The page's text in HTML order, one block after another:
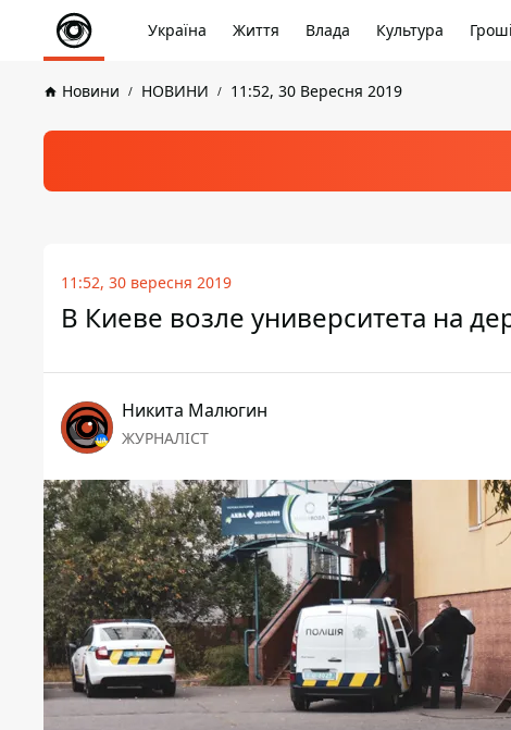
Україна Життя Влада Культура Гроші
Новини НОВИНИ 11:52, 30 Вересня 2019
11:52, 30 вересня 2019
В Киеве возле университета на
Никита Малюгин
ЖУРНАЛІСТ